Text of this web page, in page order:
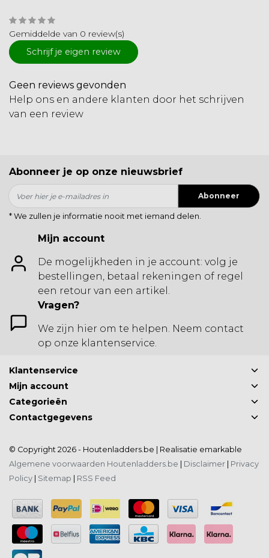
Gemiddelde van 0 review(s)
Schrijf je eigen review
Geen reviews gevonden
Help ons en andere klanten door het schrijven
van een review
Abonneer je op onze nieuwsbrief
Abonneer
* We zullen je informatie nooit met iemand delen.
Mijn account
De mogelijkheden in je account: volg je
bestellingen, betaal rekeningen of regel
een retour van een artikel.
Vragen?
We zijn hier om te helpen. Neem contact
op onze klantenservice.
Klantenservice
Mijn account
Categorieën
Contactgegevens
© Copyright 2026 - Houtenladders.be | Realisatie emarkable
Algemene voorwaarden Houtenladders.be
Disclaimer
Privacy
Policy
Sitemap RSS Feed